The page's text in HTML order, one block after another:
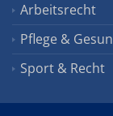
Arbeitsrecht
Pflege &
Sport & Recht